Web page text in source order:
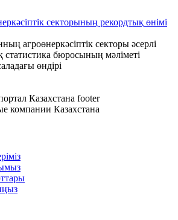
секторының рекордтық өнімі
агроөнеркәсіптік секторы әсерлі
статистика бюросының мәліметі
өндірі
компании Казахстана